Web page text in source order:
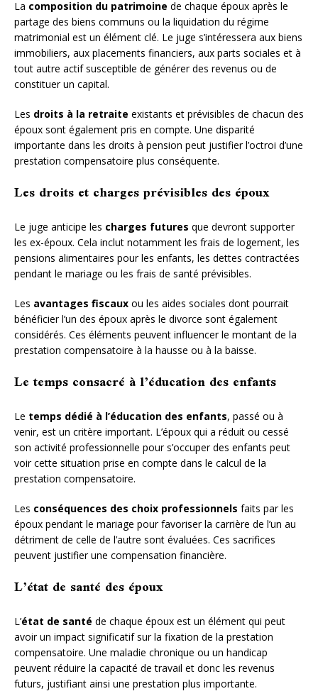
La composition du patrimoine de chaque époux après le
partage des biens communs ou la liquidation du régime
matrimonial est un élément clé. Le juge s’intéressera aux biens
immobiliers, aux placements financiers, aux parts sociales et à
tout autre actif susceptible de générer des revenus ou de
constituer un capital.
Les droits à la retraite existants et prévisibles de chacun des
époux sont également pris en compte. Une disparité
importante dans les droits à pension peut justifier l’octroi d’une
prestation compensatoire plus conséquente.
Les droits et charges prévisibles des époux
Le juge anticipe les charges futures que devront supporter
les ex-époux. Cela inclut notamment les frais de logement, les
pensions alimentaires pour les enfants, les dettes contractées
pendant le mariage ou les frais de santé prévisibles.
Les avantages fiscaux ou les aides sociales dont pourrait
bénéficier l’un des époux après le divorce sont également
considérés. Ces éléments peuvent influencer le montant de la
prestation compensatoire à la hausse ou à la baisse.
Le temps consacré à l’éducation des enfants
Le temps dédié à l’éducation des enfants, passé ou à
venir, est un critère important. L’époux qui a réduit ou cessé
son activité professionnelle pour s’occuper des enfants peut
voir cette situation prise en compte dans le calcul de la
prestation compensatoire.
Les conséquences des choix professionnels faits par les
époux pendant le mariage pour favoriser la carrière de l’un au
détriment de celle de l’autre sont évaluées. Ces sacrifices
peuvent justifier une compensation financière.
L’état de santé des époux
L’état de santé de chaque époux est un élément qui peut
avoir un impact significatif sur la fixation de la prestation
compensatoire. Une maladie chronique ou un handicap
peuvent réduire la capacité de travail et donc les revenus
futurs, justifiant ainsi une prestation plus importante.